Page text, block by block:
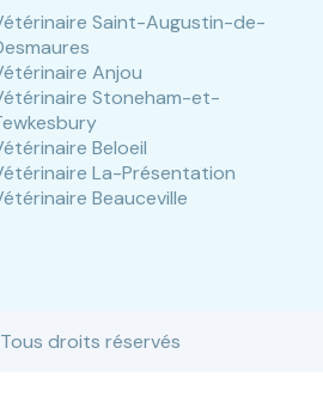
Saint-Augustin-de-
Anjou
Stoneham-et-
Beloeil
La-Présentation
Beauceville
droits réservés